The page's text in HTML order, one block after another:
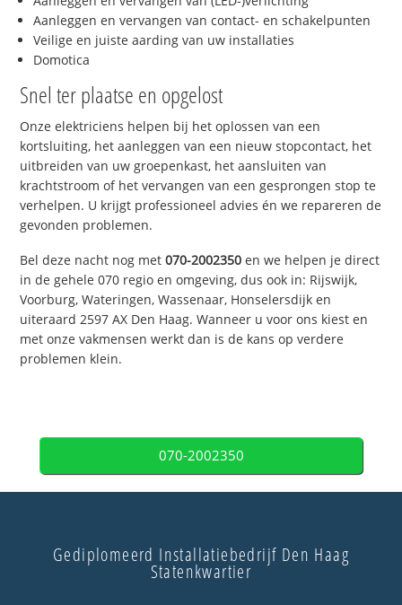
Aanleggen en vervangen van contact- en schakelpunten
Veilige en juiste aarding van uw installaties
Domotica
Snel ter plaatse en opgelost
Onze elektriciens helpen bij het oplossen van een
kortsluiting, het aanleggen van een nieuw stopcontact, het
uitbreiden van uw groepenkast, het aansluiten van
krachtstroom of het vervangen van een gesprongen stop te
verhelpen. U krijgt professioneel advies én we repareren de
gevonden problemen.
Bel deze nacht nog met070-2002350 en we helpen je direct
in de gehele 070 regio en omgeving, dus ook in: Rijswijk,
Voorburg, Wateringen, Wassenaar, Honselersdijk en
uiteraard 2597 AX Den Haag. Wanneer u voor ons kiest en
met onze vakmensen werkt dan is de kans op verdere
problemen klein.
070-2002350
Gediplomeerd Installatiebedrijf Den Haag
Statenkwartier